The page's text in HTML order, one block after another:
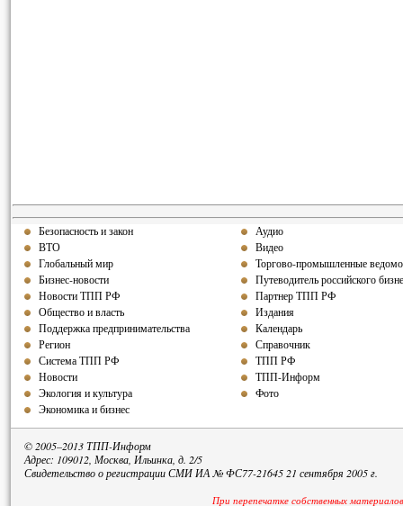
Безопасность и закон
ВТО
Глобальный мир
Бизнес-новости
Новости ТПП РФ
Общество и власть
Поддержка предпринимательства
Регион
Система ТПП РФ
Новости
Экология и культура
Экономика и бизнес
Аудио
Видео
Торгово-промышленные
Путеводитель российского
Партнер ТПП РФ
Издания
Календарь
Справочник
ТПП РФ
ТПП-Информ
Фото
© 2005–2013 ТПП-Информ
Адрес: 109012, Москва, Ильинка, д. 2/5
Свидетельство о регистрации СМИ ИА № ФС77-21645 21 сентября 2005 г.
При перепечатке собственных